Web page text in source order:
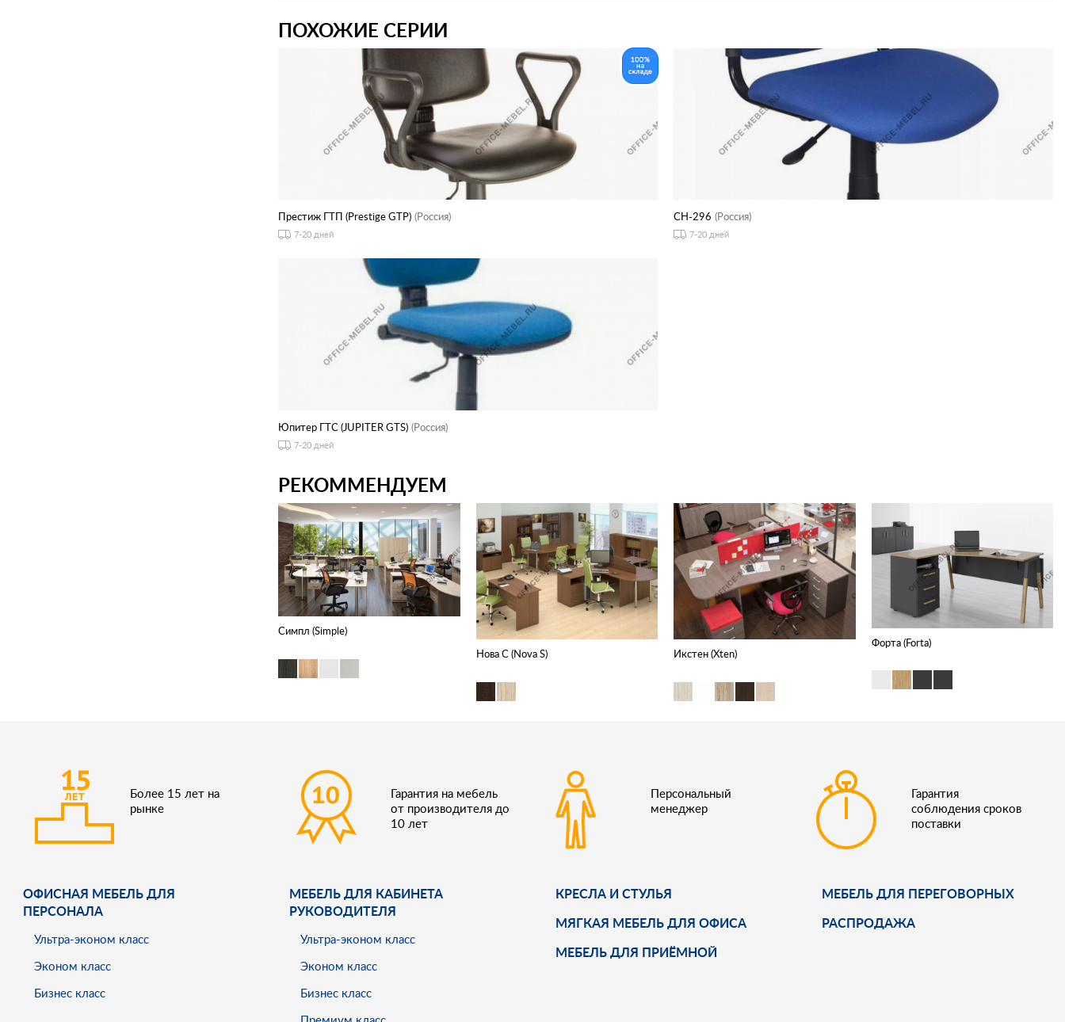
ПОХОЖИЕ СЕРИИ
Престиж ГТП (Prestige GTP) (Россия)
7-20 дней
CH-296 (Россия)
7-20 дней
Юпитер ГТС (JUPITER GTS) (Россия)
7-20 дней
РЕКОММЕНДУЕМ
Симпл (Simple)
Нова С (Nova S)
Икстен (Xten)
Форта (Forta)
Более 15 лет на
рынке
Гарантия на мебель
от производителя до
10 лет
Персональный
менеджер
Гарантия
соблюдения сроков
поставки
ОФИСНАЯ МЕБЕЛЬ ДЛЯ
ПЕРСОНАЛА
Ультра-эконом класс
Эконом класс
Бизнес класс
МЕБЕЛЬ ДЛЯ КАБИНЕТА
РУКОВОДИТЕЛЯ
Ультра-эконом класс
Эконом класс
Бизнес класс
КРЕСЛА И СТУЛЬЯ
МЯГКАЯ МЕБЕЛЬ ДЛЯ ОФИСА
МЕБЕЛЬ ДЛЯ ПРИЁМНОЙ
МЕБЕЛЬ ДЛЯ ПЕРЕГОВОРНЫХ
РАСПРОДАЖА